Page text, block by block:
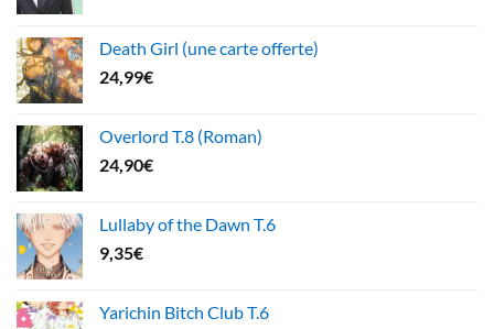
Death Girl (une carte offerte)
24,99€
Overlord T.8 (Roman)
24,90€
Lullaby of the Dawn T.6
9,35€
Yarichin Bitch Club T.6